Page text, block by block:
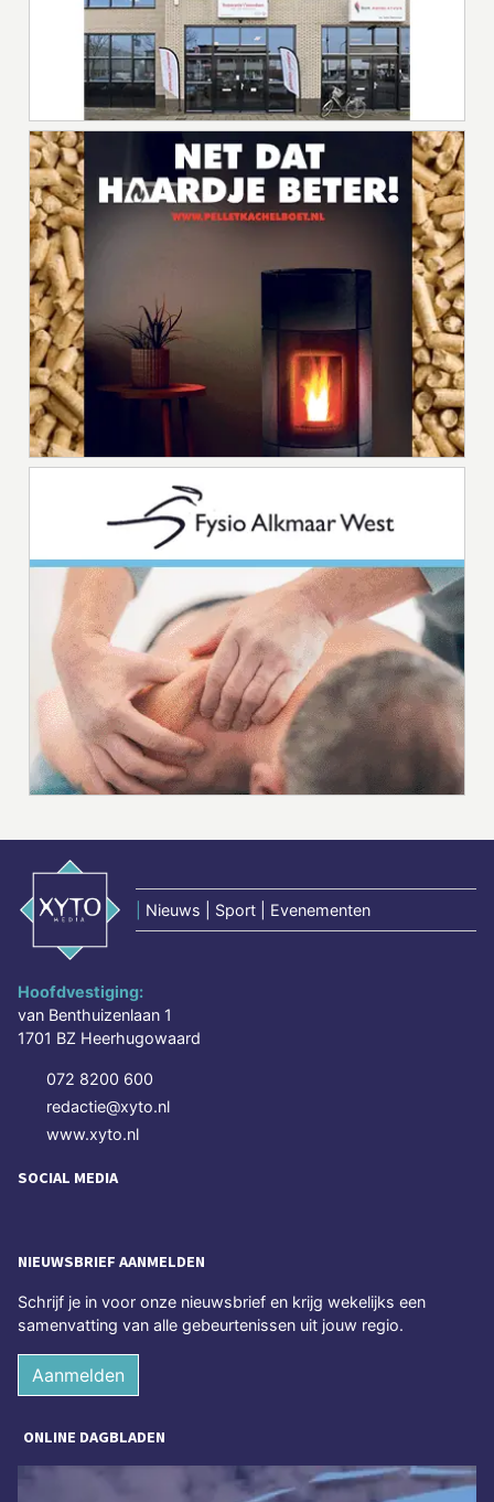
Nieuws | Sport | Evenementen
Hoofdvestiging:
van Benthuizenlaan 1
1701 BZ Heerhugowaard
072 8200 600
redactie@xyto.nl
www.xyto.nl
SOCIAL MEDIA
NIEUWSBRIEF AANMELDEN
Schrijf je in voor onze nieuwsbrief en krijg wekelijks een
samenvatting van alle gebeurtenissen uit jouw regio.
Aanmelden
ONLINE DAGBLADEN